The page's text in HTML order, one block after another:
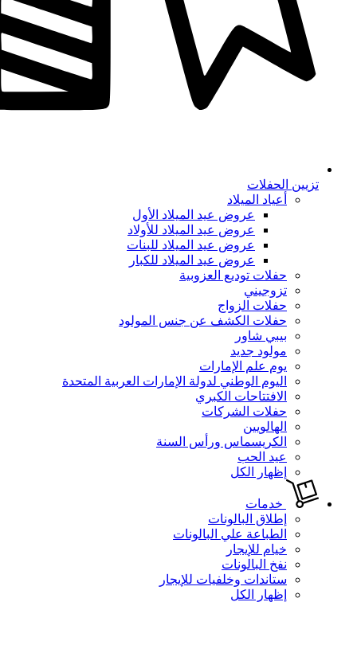
تزيين الحفلات
أعياد الميلاد
عروض عيد الميلاد الأول
عروض عيد الميلاد للأولاد
عروض عيد الميلاد للبنات
عروض عيد الميلاد للكبار
حفلات توديع العزوبية
تزوجيني
حفلات الزواج
حفلات الكشف عن جنس المولود
بيبي شاور
مولود جديد
يوم علم الإمارات
اليوم الوطني لدولة الإمارات العربية المتحدة
الافتتاحات الكبري
حفلات الشركات
الهالويين
الكريسماس ورأس السنة
عيد الحب
إظهار الكل
خدمات
إطلاق البالونات
الطباعة علي البالونات
خيام للإيجار
نفخ البالونات
ستاندات وخلفيات للإيجار
إظهار الكل